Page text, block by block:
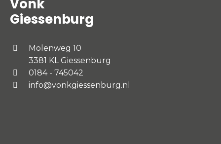
Vonk
Giessenburg
Molenweg 10
3381 KL Giessenburg
0184 - 745042
info@vonkgiessenburg.nl